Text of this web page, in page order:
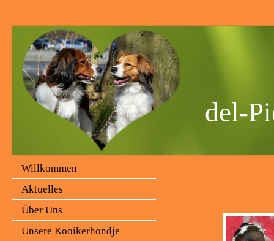
del-
Willkommen
Aktuelles
Über Uns
Unsere Kooikerhondje